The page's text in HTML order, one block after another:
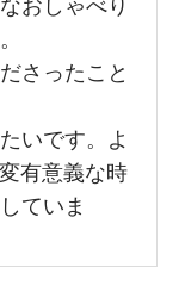
おしゃべり
さったこと
いです。よ
有意義な時
ていま